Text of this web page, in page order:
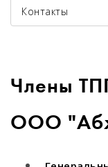
Контакты
Члены
ООО